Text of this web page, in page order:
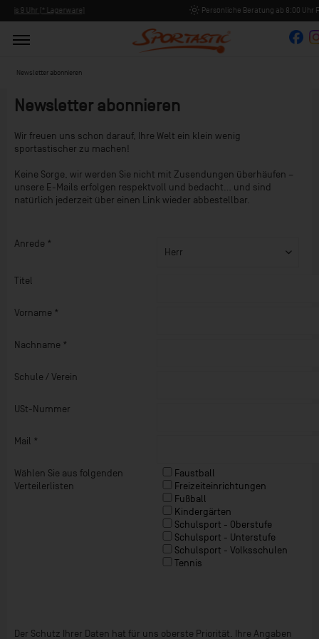
Persönliche Beratung ab 8:00 Uhr Früh (Mo-Fr)
Newsletter abonnieren
Newsletter abonnieren
Wir freuen uns schon darauf, Ihre Welt ein klein wenig
sportastischer zu machen!
Keine Sorge, wir werden Sie nicht mit Zusendungen überhäufen –
unsere E-Mails erfolgen respektvoll und bedacht… und sind
natürlich jederzeit über einen Link wieder abbestellbar.
Anrede *
Titel
Vorname *
Nachname *
Schule / Verein
USt-Nummer
Mail *
Wählen Sie aus folgenden
Verteilerlisten
Faustball
Freizeiteinrichtungen
Fußball
Kindergärten
Schulsport - Oberstufe
Schulsport - Unterstufe
Schulsport - Volksschulen
Tennis
Der Schutz Ihrer Daten hat für uns oberste Priorität. Ihre Angaben